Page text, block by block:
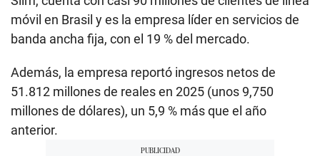
móvil en Brasil y es la empresa líder en servicios de
banda ancha fija, con el 19 % del mercado.
Además, la empresa reportó ingresos netos de
51.812 millones de reales en 2025 (unos 9,750
millones de dólares), un 5,9 % más que el año
anterior.